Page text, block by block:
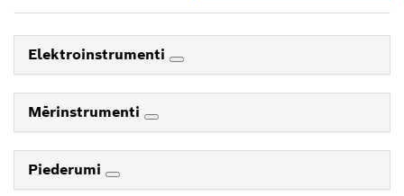
Elektroinstrumenti
Mērinstrumenti
Piederumi